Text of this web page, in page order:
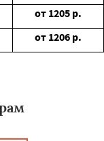
от 1205 р.
от 1206 р.